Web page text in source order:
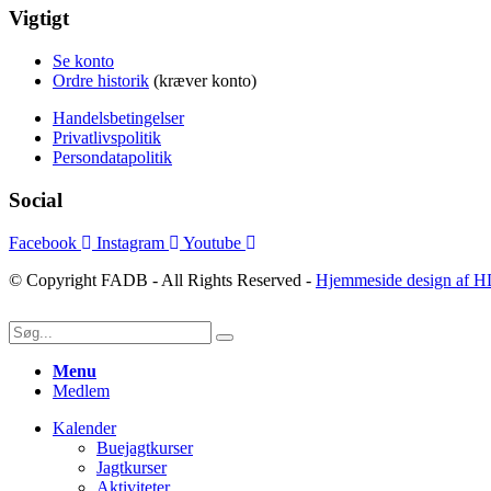
Vigtigt
Se konto
Ordre historik (kræver konto)
Handelsbetingelser
Privatlivspolitik
Persondatapolitik
Social
Facebook Instagram
Youtube
© Copyright FADB - All Rights Reserved - Hjemmeside design af
Menu
Medlem
Kalender
Buejagtkurser
Jagtkurser
Aktiviteter